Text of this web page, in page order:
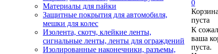
Материалы для пайки
Защитные покрытия для автомобиля,
мешки для колес
Изолента, скотч, клейкие ленты,
сигнальные ленты, ленты для ограждений
Изолированные наконечники, разъемы,
0
пуста
К
ваша
пуста.